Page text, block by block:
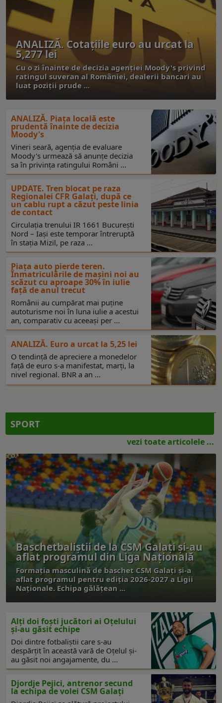
ANALIZĂ. Cotațiile euro au urcat la
5,277 lei
Cu o zi înainte de decizia agenției Moody's privind
ratingul suveran al României, dealerii bancari au
luat poziții prude ...
ANALIZĂ. Piața locală este
prudentă înainte de decizia
Moody's
Vineri seară, agenția de evaluare
Moody's urmează să anunțe decizia
sa în privința ratingului Români ...
UPDATE. Tren blocat pe raza
Regionalei CFR Galați, după ce
un cablu rupt a căzut peste linia
de contact
Circulația trenului IR 1661 București
Nord – Iași este temporar întreruptă
în stația Mizil, pe raza ...
Piața auto pierde teren.
Înmatriculările de mașini noi au
scăzut cu aproape 30% în iulie
față de anul trecut
Românii au cumpărat mai puține
autoturisme noi în luna iulie a acestui
an, comparativ cu aceeași per ...
ANALIZĂ. Euro a urcat la 5,25 lei
O tendință de apreciere a monedelor
față de euro s-a manifestat, marți, la
nivel regional. BNR a an ...
SPORT
vezi toate articolele ...
Baschetbaliștii de la CSM Galați și-au
aflat programul din Liga Națională
Formația masculină de baschet CSM Galați și-a
aflat programul pentru ediția 2026-2027 a Ligii
Naționale. Echipa gălățean ...
Alți doi foști jucători ai Oțelului
și-au găsit echipe
Doi dintre fotbaliștii care s-au
despărțit în această vară de Oțelul și-
au găsit noi angajamente, du ...
Djordje Pejici, antrenor secund
la echipa de volei CSM Galați